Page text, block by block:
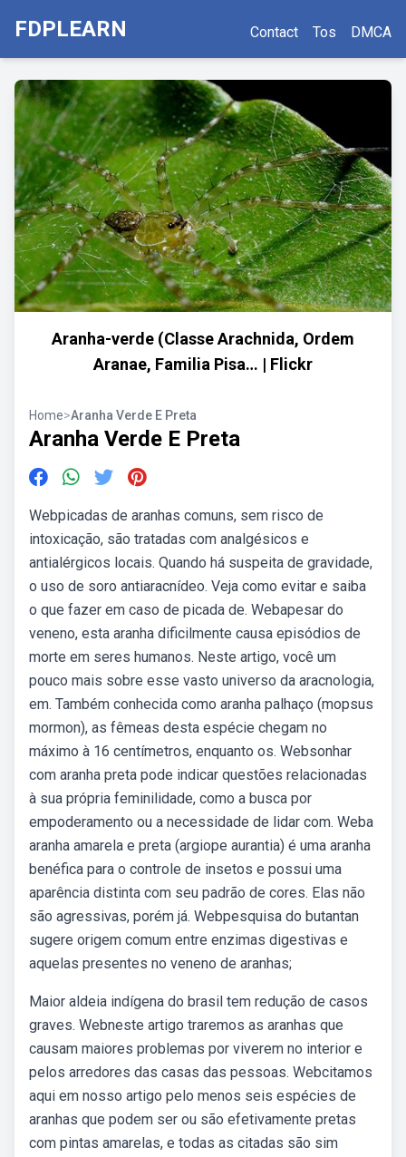
FDPLEARN Contact Tos DMCA
Aranha-verde (Classe Arachnida, Ordem
Aranae, Familia Pisa… | Flickr
Home>Aranha Verde E Preta
Aranha Verde E Preta
Webpicadas de aranhas comuns, sem risco de
intoxicação, são tratadas com analgésicos e
antialérgicos locais. Quando há suspeita de gravidade,
o uso de soro antiaracnídeo. Veja como evitar e saiba
o que fazer em caso de picada de. Webapesar do
veneno, esta aranha dificilmente causa episódios de
morte em seres humanos. Neste artigo, você um
pouco mais sobre esse vasto universo da aracnologia,
em. Também conhecida como aranha palhaço (mopsus
mormon), as fêmeas desta espécie chegam no
máximo à 16 centímetros, enquanto os. Websonhar
com aranha preta pode indicar questões relacionadas
à sua própria feminilidade, como a busca por
empoderamento ou a necessidade de lidar com. Weba
aranha amarela e preta (argiope aurantia) é uma aranha
benéfica para o controle de insetos e possui uma
aparência distinta com seu padrão de cores. Elas não
são agressivas, porém já. Webpesquisa do butantan
sugere origem comum entre enzimas digestivas e
aquelas presentes no veneno de aranhas;
Maior aldeia indígena do brasil tem redução de casos
graves. Webneste artigo traremos as aranhas que
causam maiores problemas por viverem no interior e
pelos arredores das casas das pessoas. Webcitamos
aqui em nosso artigo pelo menos seis espécies de
aranhas que podem ser ou são efetivamente pretas
com pintas amarelas, e todas as citadas são sim